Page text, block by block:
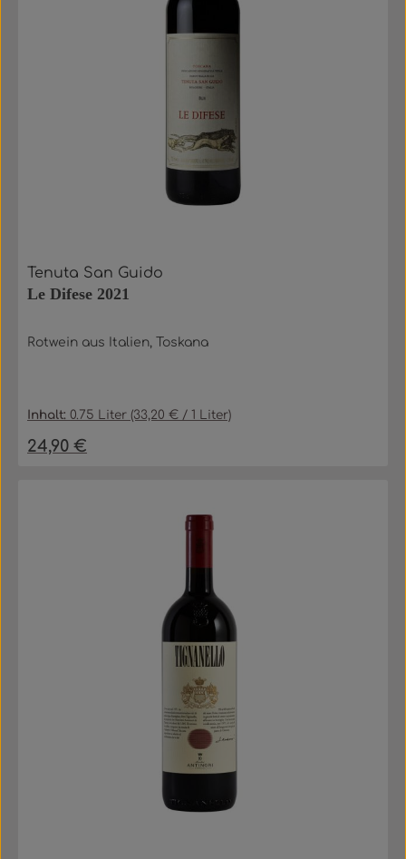
Tenuta San Guido
Le Difese 2021
Rotwein aus Italien, Toskana
Inhalt:0.75 Liter (33,20 € / 1 Liter)
Regulärer Preis:
24,90 €